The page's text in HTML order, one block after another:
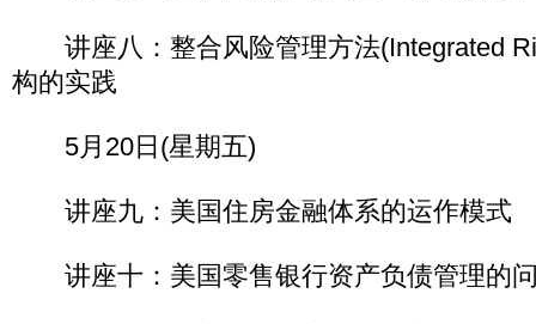
讲座八：整合风险管理方法(Integrated
构的实践
5月20日(星期五)
讲座九：美国住房金融体系的运作模式
讲座十：美国零售银行资产负债管理的